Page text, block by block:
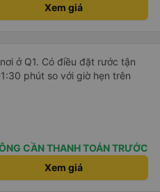
Xem giá
ở Q1. Có điều đặt rước tận
phút so với giờ hẹn trên
CẦN THANH TOÁN TRƯỚC
Xem giá